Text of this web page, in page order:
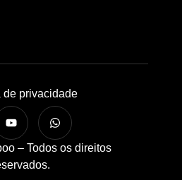
de privacidade
– Todos os direitos